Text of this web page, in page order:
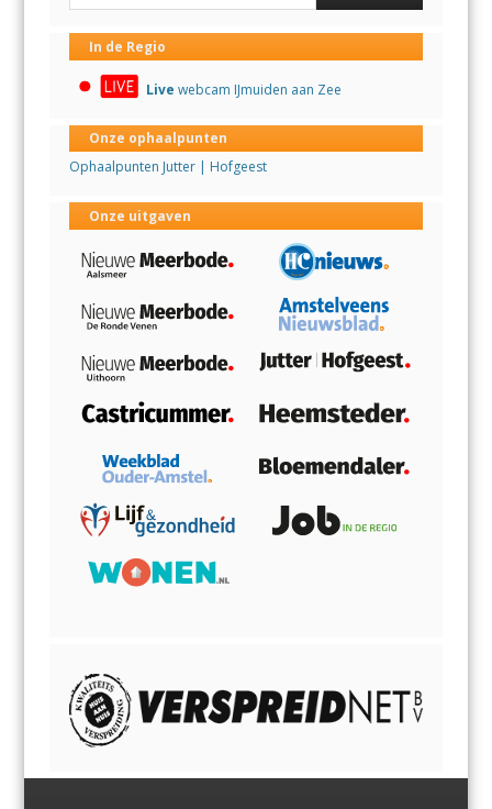
In de Regio
Live webcam IJmuiden aan Zee
Onze ophaalpunten
Ophaalpunten Jutter | Hofgeest
Onze uitgaven